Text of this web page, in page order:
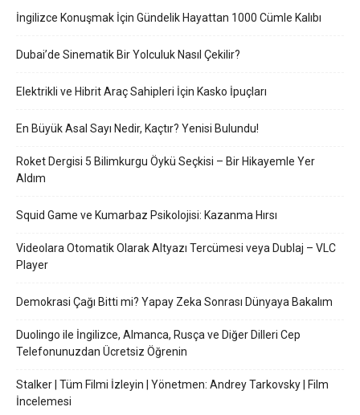
İngilizce Konuşmak İçin Gündelik Hayattan 1000 Cümle Kalıbı
Dubai’de Sinematik Bir Yolculuk Nasıl Çekilir?
Elektrikli ve Hibrit Araç Sahipleri İçin Kasko İpuçları
En Büyük Asal Sayı Nedir, Kaçtır? Yenisi Bulundu!
Roket Dergisi 5 Bilimkurgu Öykü Seçkisi – Bir Hikayemle Yer
Aldım
Squid Game ve Kumarbaz Psikolojisi: Kazanma Hırsı
Videolara Otomatik Olarak Altyazı Tercümesi veya Dublaj – VLC
Player
Demokrasi Çağı Bitti mi? Yapay Zeka Sonrası Dünyaya Bakalım
Duolingo ile İngilizce, Almanca, Rusça ve Diğer Dilleri Cep
Telefonunuzdan Ücretsiz Öğrenin
Stalker | Tüm Filmi İzleyin | Yönetmen: Andrey Tarkovsky | Film
İncelemesi